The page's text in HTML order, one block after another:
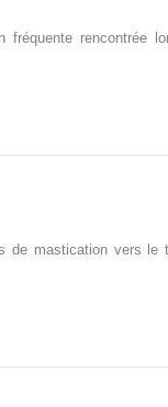
fréquente rencontrée
de mastication vers le